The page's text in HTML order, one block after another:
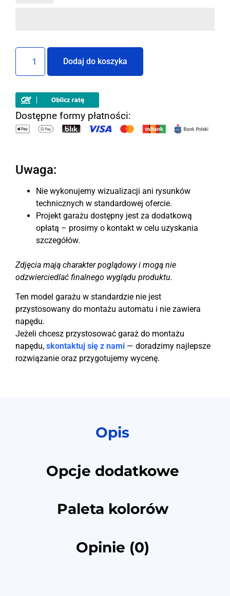
Dodaj do koszyka
Dostępne formy płatności:
Uwaga:
Nie wykonujemy wizualizacji ani rysunków
technicznych w standardowej ofercie.
Projekt garażu dostępny jest za dodatkową
opłatą – prosimy o kontakt w celu uzyskania
szczegółów.
Zdjęcia mają charakter poglądowy i mogą nie
odzwierciedlać finalnego wyglądu produktu.
Ten model garażu w standardzie nie jest
przystosowany do montażu automatu i nie zawiera
napędu.
Jeżeli chcesz przystosować garaż do montażu
napędu, skontaktuj się z nami — doradzimy najlepsze
rozwiązanie oraz przygotujemy wycenę.
Opis
Opcje dodatkowe
Paleta kolorów
Opinie (0)